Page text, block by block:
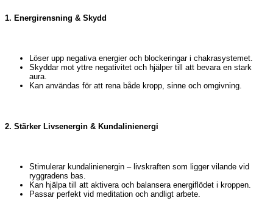
1. Energirensning & Skydd
Löser upp negativa energier och blockeringar i chakrasystemet.
Skyddar mot yttre negativitet och hjälper till att bevara en stark
aura.
Kan användas för att rena både kropp, sinne och omgivning.
2. Stärker Livsenergin & Kundalinienergi
Stimulerar kundalinienergin – livskraften som ligger vilande vid
ryggradens bas.
Kan hjälpa till att aktivera och balansera energiflödet i kroppen.
Passar perfekt vid meditation och andligt arbete.